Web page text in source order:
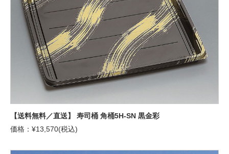
【送料無料／直送】 寿司桶 角桶5H-SN 黒金彩
価格：¥13,570(税込)